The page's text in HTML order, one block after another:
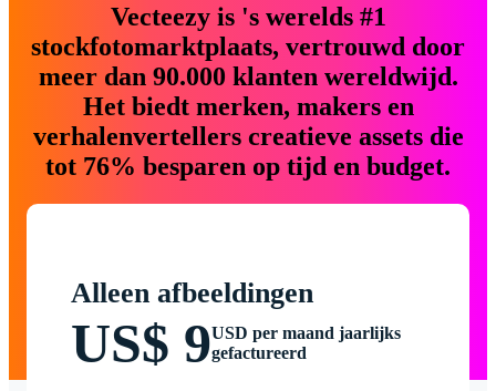
Vecteezy is 's werelds #1
stockfotomarktplaats, vertrouwd door
meer dan 90.000 klanten wereldwijd.
Het biedt merken, makers en
verhalenvertellers creatieve assets die
tot 76% besparen op tijd en budget.
Alleen afbeeldingen
US$ 9USD per maand jaarlijks
gefactureerd